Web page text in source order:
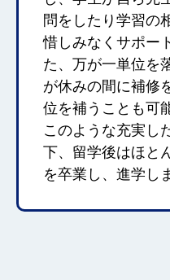
問をしたり学習の
惜しみなくサポー
た、万が一単位を
が休みの間に補修
位を補うことも可
このような充実し
下、留学後はほと
を卒業し、進学し